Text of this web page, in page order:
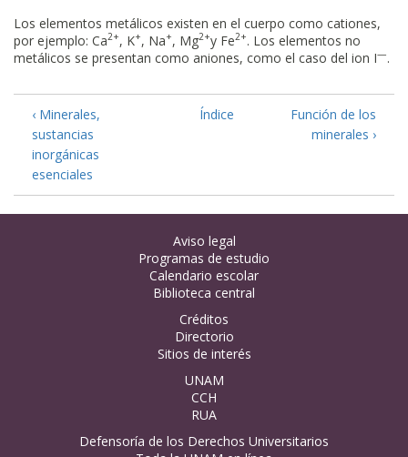
Los elementos metálicos existen en el cuerpo como cationes,
por ejemplo: Ca2+, K+, Na+, Mg2+y Fe2+. Los elementos no
metálicos se presentan como aniones, como el caso del ion I—.
‹ Minerales,
sustancias
inorgánicas
esenciales
Índice
Función de los
minerales ›
Aviso legal
Programas de estudio
Calendario escolar
Biblioteca central
Créditos
Directorio
Sitios de interés
UNAM
CCH
RUA
Defensoría de los Derechos Universitarios